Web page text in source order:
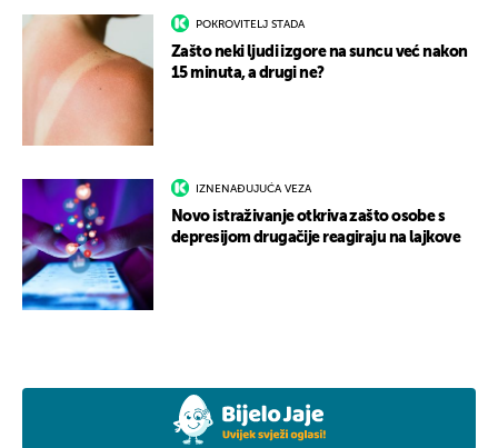
POKROVITELJ STADA
Zašto neki ljudi izgore na suncu već nakon
15 minuta, a drugi ne?
IZNENAĐUJUĆA VEZA
Novo istraživanje otkriva zašto osobe s
depresijom drugačije reagiraju na lajkove